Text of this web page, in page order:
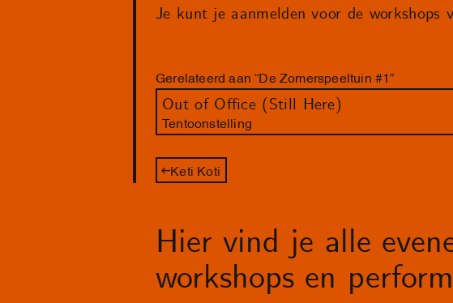
Je kunt je aanmelden voor de workshops
Gerelateerd aan “De Zomerspeeltuin #1”
Out of Office (Still Here)
Tentoonstelling
Keti Koti
Hier vind je alle
workshops en